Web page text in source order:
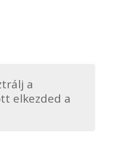
a
elkezded a